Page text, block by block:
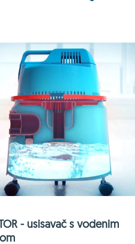
- usisavač s vodenim